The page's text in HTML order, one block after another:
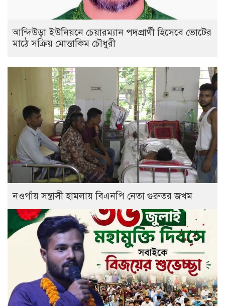
আন্দিউড়া ইউনিয়নে চেয়ারম্যান পদপ্রার্থী হিসেবে ভোটের
মাঠে সক্রিয় মোত্তাকিম চৌধুরী
নওগাঁয় সন্ত্রাসী হামলায় বিএনপি নেতা গুরুতর জখম